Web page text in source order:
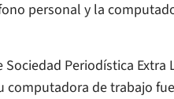
personal y la
Periodística Extra
de trabajo